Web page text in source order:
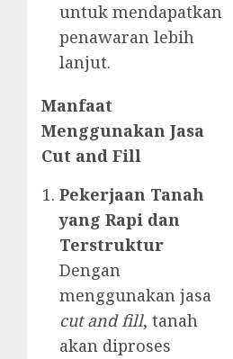
untuk mendapatkan
penawaran lebih
lanjut.
Manfaat
Menggunakan Jasa
Cut and Fill
Pekerjaan Tanah
yang Rapi dan
Terstruktur
Dengan
menggunakan jasa
cut and fill, tanah
akan diproses